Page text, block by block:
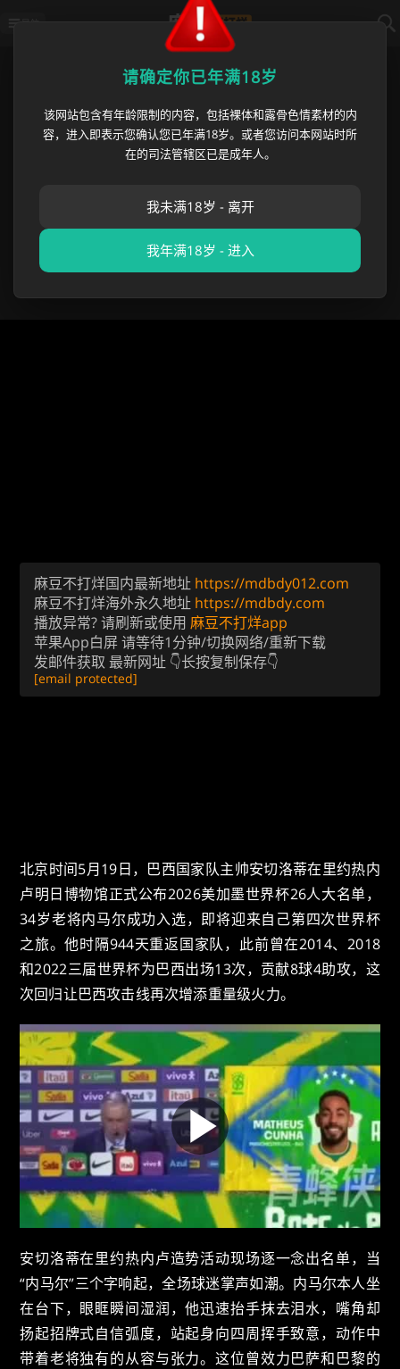
内马尔强势入选巴西2
内马尔强势入选巴西2026世界杯
26人大名单 巴西传奇前锋将开启
麻豆不打烊国内最新地址 https://mdbdy012.com
麻豆不打烊海外永久地址 https://mdbdy.com
播放异常? 请刷新或使用 麻豆不打烊app
苹果App白屏 请等待1分钟/切换网络/重新下载
发邮件获取 最新网址 👇长按复制保存👇
[email protected]
北京时间5月19日，巴西国家队主帅安切洛蒂在里约热内
卢明日博物馆正式公布2026美加墨世界杯26人大名单，
34岁老将内马尔成功入选，即将迎来自己第四次世界杯
之旅。他时隔944天重返国家队，此前曾在2014、2018
和2022三届世界杯为巴西出场13次，贡献8球4助攻，这
次回归让巴西攻击线再次增添重量级火力。
安切洛蒂在里约热内卢造势活动现场逐一念出名单，当
“内马尔”三个字响起，全场球迷掌声如潮。内马尔本人坐
在台下，眼眶瞬间湿润，他迅速抬手抹去泪水，嘴角却
扬起招牌式自信弧度，站起身向四周挥手致意，动作中
带着老将独有的从容与张力。这位曾效力巴萨和巴黎的
请确定你已年满18岁
该网站包含有年龄限制的内容，包括裸体和露骨色情素材的内
容，进入即表示您确认您已年满18岁。或者您访问本网站时所
在的司法管辖区已是成年人。
我未满18岁 - 离开
我年满18岁 - 进入